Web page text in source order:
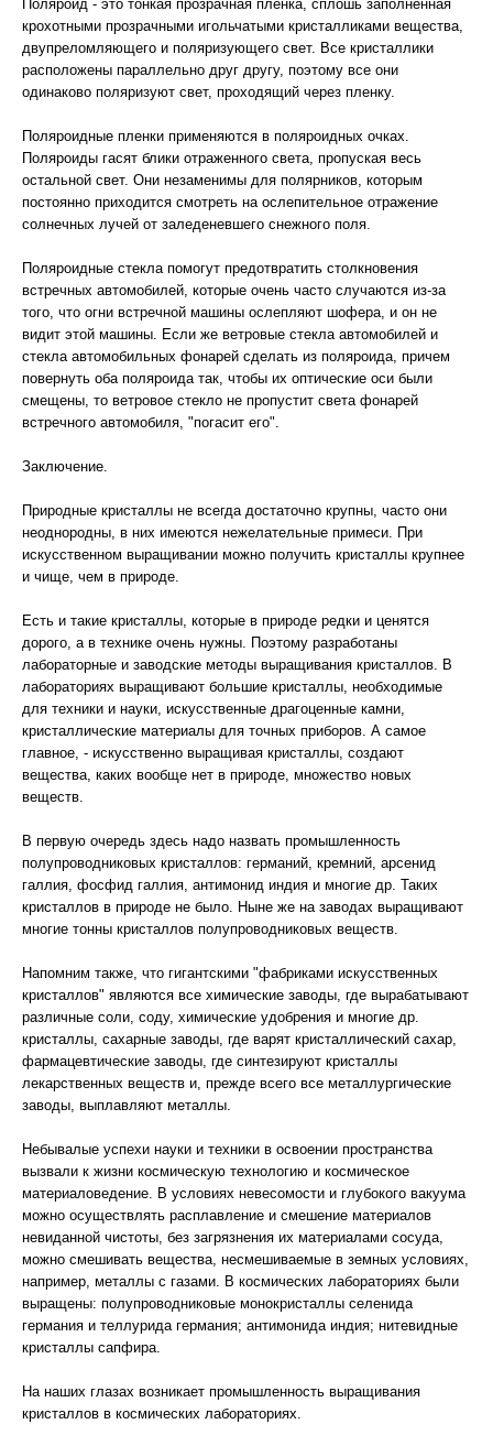
Поляроид - это тонкая прозрачная пленка, сплошь заполненная
крохотными прозрачными игольчатыми кристалликами вещества,
двупреломляющего и поляризующего свет. Все кристаллики
расположены параллельно друг другу, поэтому все они
одинаково поляризуют свет, проходящий через пленку.
Поляроидные пленки применяются в поляроидных очках.
Поляроиды гасят блики отраженного света, пропуская весь
остальной свет. Они незаменимы для полярников, которым
постоянно приходится смотреть на ослепительное отражение
солнечных лучей от заледеневшего снежного поля.
Поляроидные стекла помогут предотвратить столкновения
встречных автомобилей, которые очень часто случаются из-за
того, что огни встречной машины ослепляют шофера, и он не
видит этой машины. Если же ветровые стекла автомобилей и
стекла автомобильных фонарей сделать из поляроида, причем
повернуть оба поляроида так, чтобы их оптические оси были
смещены, то ветровое стекло не пропустит света фонарей
встречного автомобиля, "погасит его".
Заключение.
Природные кристаллы не всегда достаточно крупны, часто они
неоднородны, в них имеются нежелательные примеси. При
искусственном выращивании можно получить кристаллы крупнее
и чище, чем в природе.
Есть и такие кристаллы, которые в природе редки и ценятся
дорого, а в технике очень нужны. Поэтому разработаны
лабораторные и заводские методы выращивания кристаллов. В
лабораториях выращивают большие кристаллы, необходимые
для техники и науки, искусственные драгоценные камни,
кристаллические материалы для точных приборов. А самое
главное, - искусственно выращивая кристаллы, создают
вещества, каких вообще нет в природе, множество новых
веществ.
В первую очередь здесь надо назвать промышленность
полупроводниковых кристаллов: германий, кремний, арсенид
галлия, фосфид галлия, антимонид индия и многие др. Таких
кристаллов в природе не было. Ныне же на заводах выращивают
многие тонны кристаллов полупроводниковых веществ.
Напомним также, что гигантскими "фабриками искусственных
кристаллов" являются все химические заводы, где вырабатывают
различные соли, соду, химические удобрения и многие др.
кристаллы, сахарные заводы, где варят кристаллический сахар,
фармацевтические заводы, где синтезируют кристаллы
лекарственных веществ и, прежде всего все металлургические
заводы, выплавляют металлы.
Небывалые успехи науки и техники в освоении пространства
вызвали к жизни космическую технологию и космическое
материаловедение. В условиях невесомости и глубокого вакуума
можно осуществлять расплавление и смешение материалов
невиданной чистоты, без загрязнения их материалами сосуда,
можно смешивать вещества, несмешиваемые в земных условиях,
например, металлы с газами. В космических лабораториях были
выращены: полупроводниковые монокристаллы селенида
германия и теллурида германия; антимонида индия; нитевидные
кристаллы сапфира.
На наших глазах возникает промышленность выращивания
кристаллов в космических лабораториях.